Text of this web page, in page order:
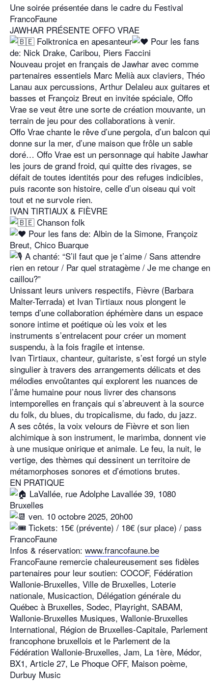
Une soirée présentée dans le cadre du Festival
FrancoFaune
JAWHAR PRÉSENTE OFFO VRAE
Folktronica en apesanteur
Pour les fans
de: Nick Drake, Caribou, Piers Faccini
Nouveau projet en français de Jawhar avec comme
partenaires essentiels Marc Melià aux claviers, Théo
Lanau aux percussions, Arthur Delaleu aux guitares et
basses et Françoiz Breut en invitée spéciale, Offo
Vrae se veut être une sorte de création mouvante, un
terrain de jeu pour des collaborations à venir.
Offo Vrae chante le rêve d’une pergola, d’un balcon qui
donne sur la mer, d’une maison que frôle un sable
doré… Offo Vrae est un personnage qui habite Jawhar
les jours de grand froid, qui quitte des rivages, se
défait de toutes identités pour des refuges indicibles,
puis raconte son histoire, celle d’un oiseau qui voit
tout et ne survole rien.
IVAN TIRTIAUX & FIÈVRE
Chanson folk
Pour les fans de: Albin de la Simone, Françoiz
Breut, Chico Buarque
A chanté: “S’il faut que je t’aime / Sans attendre
rien en retour / Par quel stratagème / Je me change en
caillou?”
Unissant leurs univers respectifs, Fièvre (Barbara
Malter-Terrada) et Ivan Tirtiaux nous plongent le
temps d’une collaboration éphémère dans un espace
sonore intime et poétique où les voix et les
instruments s’entrelacent pour créer un moment
suspendu, à la fois fragile et intense.
Ivan Tirtiaux, chanteur, guitariste, s’est forgé un style
singulier à travers des arrangements délicats et des
mélodies envoûtantes qui explorent les nuances de
l’âme humaine pour nous livrer des chansons
intemporelles en français qui s’abreuvent à la source
du folk, du blues, du tropicalisme, du fado, du jazz.
A ses côtés, la voix velours de Fièvre et son lien
alchimique à son instrument, le marimba, donnent vie
à une musique onirique et animale. Le feu, la nuit, le
vertige, des thèmes qui dessinent un territoire de
métamorphoses sonores et d’émotions brutes.
EN PRATIQUE
LaVallée, rue Adolphe Lavallée 39, 1080
Bruxelles
ven. 10 octobre 2025, 20h00
Tickets: 15€ (prévente) / 18€ (sur place) / pass
FrancoFaune
Infos & réservation: www.francofaune.be
FrancoFaune remercie chaleureusement ses fidèles
partenaires pour leur soutien: COCOF, Fédération
Wallonie-Bruxelles, Ville de Bruxelles, Loterie
nationale, Musicaction, Délégation générale du
Québec à Bruxelles, Sodec, Playright, SABAM,
Wallonie-Bruxelles Musiques, Wallonie-Bruxelles
International, Région de Bruxelles-Capitale, Parlement
francophone bruxellois et le Parlement de la
Fédération Wallonie-Bruxelles, Jam, La 1ère, Médor,
BX1, Article 27, Le Phoque OFF, Maison poème,
Durbuy Music